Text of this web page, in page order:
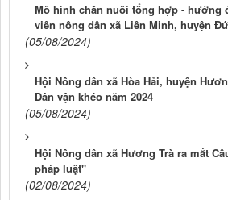
Mô hình chăn nuôi tổng hợp - hướng
viên nông dân xã Liên Minh, huyện
(05/08/2024)
Hội Nông dân xã Hòa Hải, huyện
Dân vận khéo năm 2024
(05/08/2024)
Hội Nông dân xã Hương Trà ra mắt
pháp luật"
(02/08/2024)